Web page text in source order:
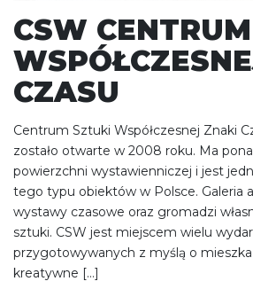
CSW
CZASU
Centrum Sztuki Współczesnej Znaki
zostało otwarte w 2008 roku. Ma
powierzchni wystawienniczej i jest
tego typu obiektów w Polsce. Galeria
wystawy czasowe oraz gromadzi
sztuki. CSW jest miejscem wielu
przygotowywanych z myślą o
kreatywne […]